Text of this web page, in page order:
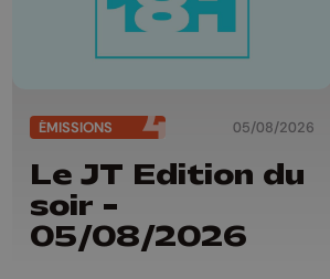
ÉMISSIONS 05/08/2026
Le JT Edition du
soir -
05/08/2026